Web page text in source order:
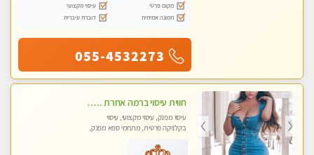
מקום פרטי
עיסוי מקצועי
תמונה אמיתית
דוברת עיברית
055-4532273
חווית עיסוי ברמה אחרת ... כל סוגי העיסויים מעסה מקצועית ואיכותית פרטי!!!מומלץ לחלוטין!!!!
עיסוי מפנק, עיסוי מקצועי, עיסוי
בקלניקה פרטית, מתחמי ספא מפנק,